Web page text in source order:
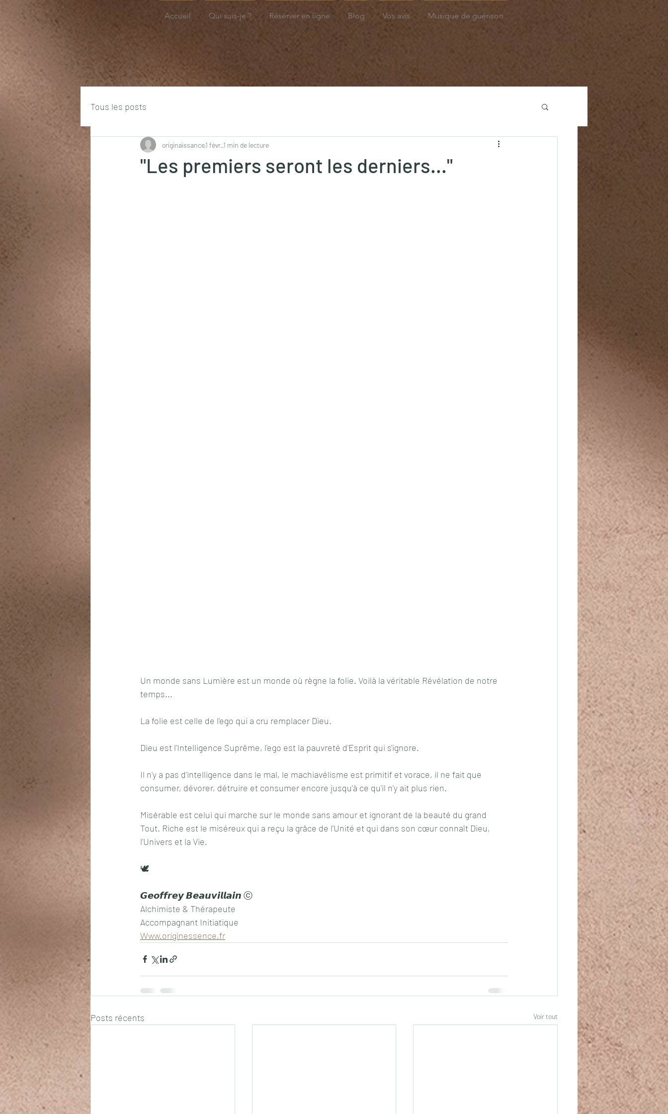
Accueil Qui suis-je ? Réserver en ligne Blog Vos avis Musique de guérison
Tous les posts
"Les premiers seront les derniers..."
originaissance1 févr. 1 min de lecture
Un monde sans Lumière est un monde où règne la folie. Voilà la véritable Révélation de notre
temps...
La folie est celle de l'ego qui a cru remplacer Dieu.
Dieu est l'Intelligence Suprême, l'ego est la pauvreté d'Esprit qui s'ignore.
Il n'y a pas d'intelligence dans le mal, le machiavélisme est primitif et vorace, il ne fait que
consumer, dévorer, détruire et consumer encore jusqu'à ce qu'il n'y ait plus rien.
Misérable est celui qui marche sur le monde sans amour et ignorant de la beauté du grand
Tout. Riche est le miséreux qui a reçu la grâce de l'Unité et qui dans son cœur connaît Dieu,
l'Univers et la Vie.
🕊️
𝙂𝙚𝙤𝙛𝙛𝙧𝙚𝙮 𝘽𝙚𝙖𝙪𝙫𝙞𝙡𝙡𝙖𝙞𝙣 ⓒ
Alchimiste & Thérapeute
Accompagnant Initiatique
Www.originessence.fr
Posts récents Voir tout